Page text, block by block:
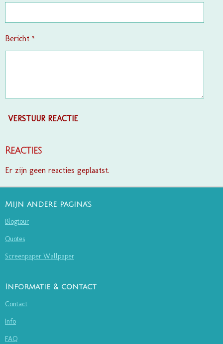
Bericht *
VERSTUUR REACTIE
Reacties
Er zijn geen reacties geplaatst.
Mijn andere pagina's
Blogtour
Quotes
Screenpaper Wallpaper
Informatie & contact
Contact
Info
FAQ